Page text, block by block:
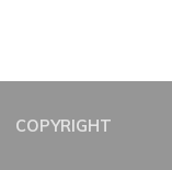
COPYRIGHT